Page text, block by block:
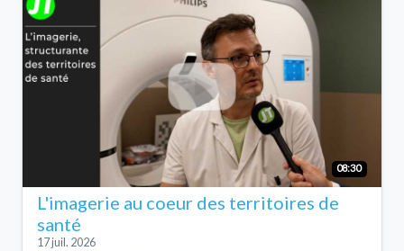
08:30
L'imagerie au coeur des territoires de
santé
17 juil. 2026